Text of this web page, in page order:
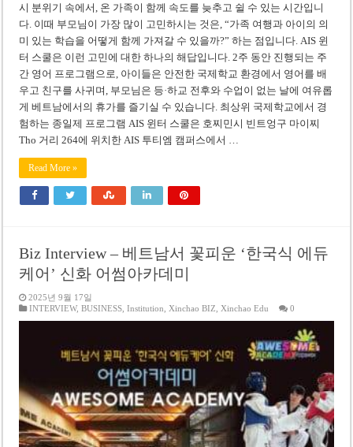
시 분위기 속에서, 온 가족이 함께 속도를 늦추고 쉴 수 있는 시간입니
다. 이때 부모님이 가장 많이 고민하시는 것은, “가족 여행과 아이의 의
미 있는 학습을 어떻게 함께 가져갈 수 있을까?” 하는 점입니다. AIS 윈
터 스쿨은 이런 고민에 대한 하나의 해답입니다. 2주 동안 진행되는 주
간 영어 프로그램으로, 아이들은 안전한 국제학교 환경에서 영어를 배
우고 친구를 사귀며, 부모님은 등·하교 전후와 수업이 없는 날에 여유롭
게 베트남에서의 휴가를 즐기실 수 있습니다. 최상위 국제학교에서 경
험하는 종일제 프로그램 AIS 윈터 스쿨은 호찌민시 빈트엉구 마이찌
Tho 거리 264에 위치한 AIS 투티엠 캠퍼스에서 …
Read More »
Biz Interview – 베트남서 꽃피운 ‘한국식 에듀
케어’ 신화 어썸아카데미
2025년 9월 17일
INTERVIEW,BUSINESS ,Institution Xinchao BIZ Xinchao Edu 0